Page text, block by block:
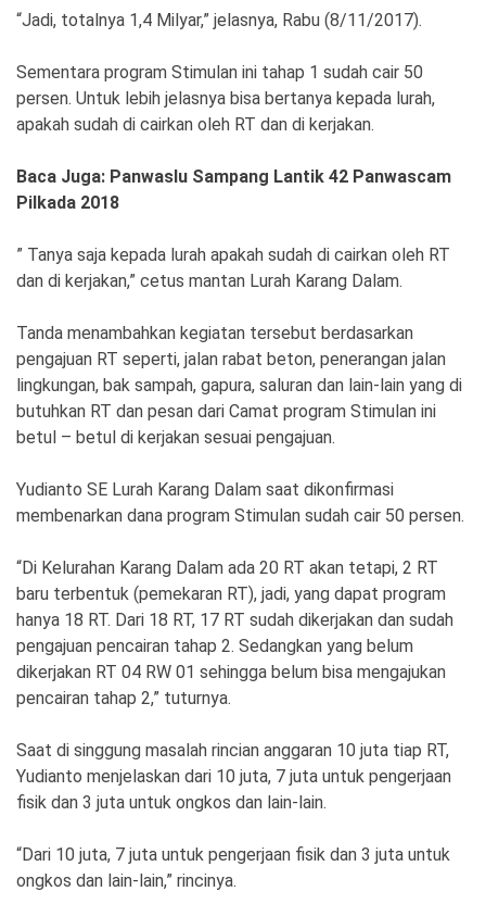
Copyright
Indonesia
.
All
Right
Reserve
“Jadi, totalnya 1,4 Milyar,” jelasnya, Rabu (8/11/2017).
Sementara program Stimulan ini tahap 1 sudah cair 50
persen. Untuk lebih jelasnya bisa bertanya kepada lurah,
apakah sudah di cairkan oleh RT dan di kerjakan.
Baca Juga: Panwaslu Sampang Lantik 42 Panwascam
Pilkada 2018
” Tanya saja kepada lurah apakah sudah di cairkan oleh RT
dan di kerjakan,” cetus mantan Lurah Karang Dalam.
Tanda menambahkan kegiatan tersebut berdasarkan
pengajuan RT seperti, jalan rabat beton, penerangan jalan
lingkungan, bak sampah, gapura, saluran dan lain-lain yang di
butuhkan RT dan pesan dari Camat program Stimulan ini
betul – betul di kerjakan sesuai pengajuan.
Yudianto SE Lurah Karang Dalam saat dikonfirmasi
membenarkan dana program Stimulan sudah cair 50 persen.
“Di Kelurahan Karang Dalam ada 20 RT akan tetapi, 2 RT
baru terbentuk (pemekaran RT), jadi, yang dapat program
hanya 18 RT. Dari 18 RT, 17 RT sudah dikerjakan dan sudah
pengajuan pencairan tahap 2. Sedangkan yang belum
dikerjakan RT 04 RW 01 sehingga belum bisa mengajukan
pencairan tahap 2,” tuturnya.
Saat di singgung masalah rincian anggaran 10 juta tiap RT,
Yudianto menjelaskan dari 10 juta, 7 juta untuk pengerjaan
fisik dan 3 juta untuk ongkos dan lain-lain.
“Dari 10 juta, 7 juta untuk pengerjaan fisik dan 3 juta untuk
ongkos dan lain-lain,” rincinya.